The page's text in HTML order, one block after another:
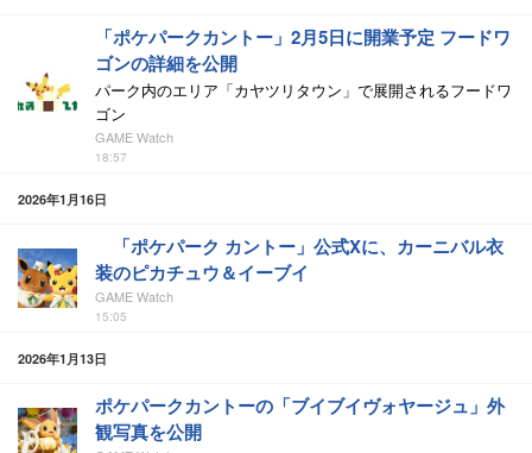
「ポケパークカントー」2月5日に開業予定 フードワ
ゴンの詳細を公開
パーク内のエリア「カヤツリタウン」で展開されるフードワ
ゴン
GAME Watch
18:57
2026年1月16日
「ポケパーク カントー」公式Xに、カーニバル衣
装のピカチュウ＆イーブイ
GAME Watch
15:05
2026年1月13日
ポケパークカントーの「ブイブイヴォヤージュ」外
観写真を公開